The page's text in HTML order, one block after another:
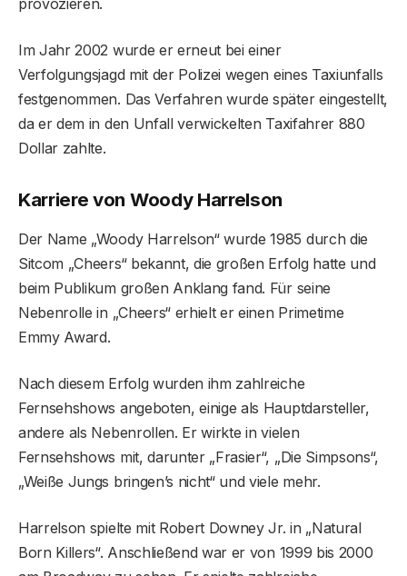
provozieren.
Im Jahr 2002 wurde er erneut bei einer
Verfolgungsjagd mit der Polizei wegen eines Taxiunfalls
festgenommen. Das Verfahren wurde später eingestellt,
da er dem in den Unfall verwickelten Taxifahrer 880
Dollar zahlte.
Karriere von Woody Harrelson
Der Name „Woody Harrelson“ wurde 1985 durch die
Sitcom „Cheers“ bekannt, die großen Erfolg hatte und
beim Publikum großen Anklang fand. Für seine
Nebenrolle in „Cheers“ erhielt er einen Primetime
Emmy Award.
Nach diesem Erfolg wurden ihm zahlreiche
Fernsehshows angeboten, einige als Hauptdarsteller,
andere als Nebenrollen. Er wirkte in vielen
Fernsehshows mit, darunter „Frasier“, „Die Simpsons“,
„Weiße Jungs bringen’s nicht“ und viele mehr.
Harrelson spielte mit Robert Downey Jr. in „Natural
Born Killers“. Anschließend war er von 1999 bis 2000